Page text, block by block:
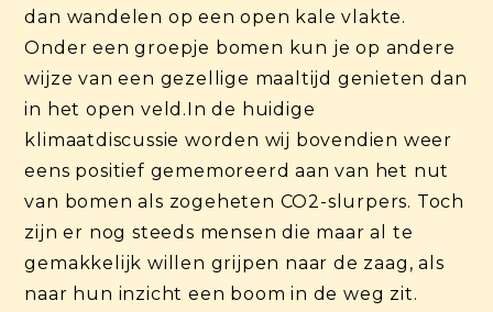
dan wandelen op een open kale vlakte.
Onder een groepje bomen kun je op andere
wijze van een gezellige maaltijd genieten dan
in het open veld.In de huidige
klimaatdiscussie worden wij bovendien weer
eens positief gememoreerd aan van het nut
van bomen als zogeheten CO2-slurpers. Toch
zijn er nog steeds mensen die maar al te
gemakkelijk willen grijpen naar de zaag, als
naar hun inzicht een boom in de weg zit.